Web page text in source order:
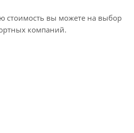
стоимость вы можете на выбор
компаний.